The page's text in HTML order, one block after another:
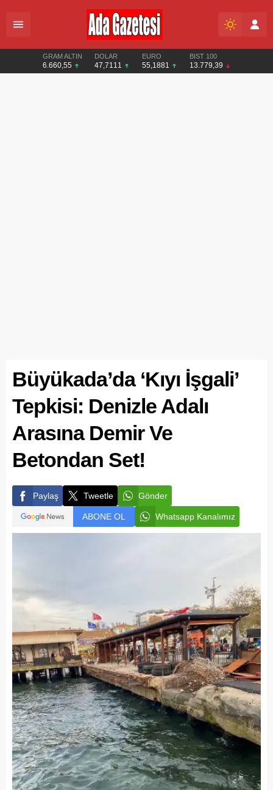
GRAM ALTIN
6.660,55
DOLAR
47,7111
EURO
55,1881
BIST 100
13.779,39
Büyükada’da ‘Kıyı İşgali’
Tepkisi: Denizle Adalı
Arasına Demir Ve
Betondan Set!
Paylaş Tweetle Gönder
ABONE OL Whatsapp Kanalımız